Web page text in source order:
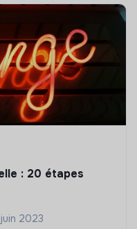
: 20 étapes
2023